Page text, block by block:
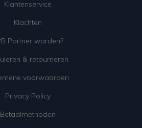
Klantenservice
Klachten
Partner worden?
& retourneren
voorwaarden
Privacy Policy
Betaalmethoden